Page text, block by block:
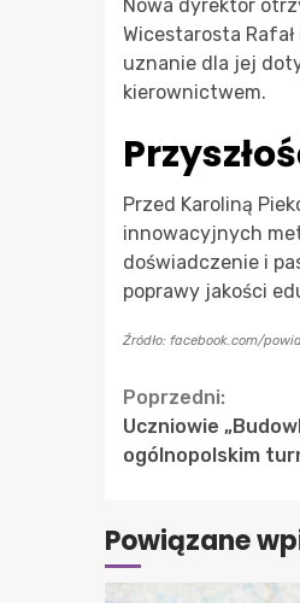
Nowa dyrektor
Wicestarosta
uznanie dla jej
kierownictwem.
Przed Karoliną
innowacyjnych
doświadczenie i
poprawy jakości
Źródło: facebook.com/
Continue
Reading
Poprzedni:
Uczniowie
ogólnopolskim
Powiązane